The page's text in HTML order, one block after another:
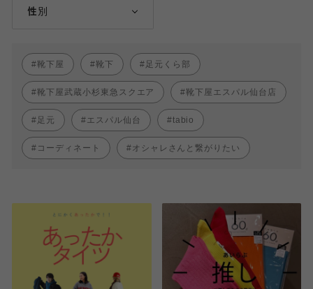
性別
靴下屋 靴下 足元くら部
靴下屋武蔵小杉東急スクエア 靴下屋エスパル仙台店
足元 エスパル仙台 tabio
コーディネート オシャレさんと繋がりたい